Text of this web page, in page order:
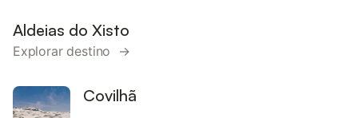
Aldeias do Xisto
Explorar destino →
Covilhã